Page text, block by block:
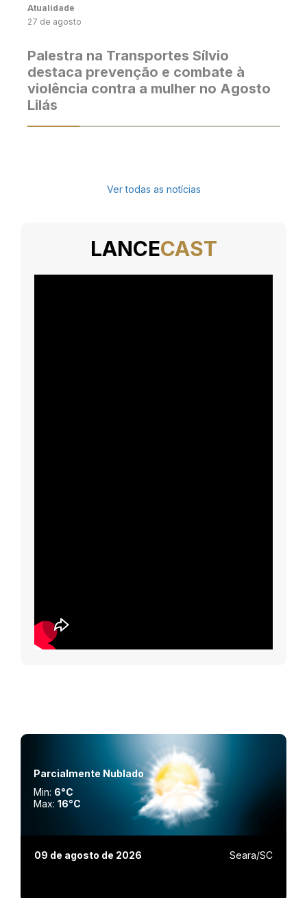
Atualidade
27 de agosto
Palestra na Transportes Sílvio
destaca prevenção e combate à
violência contra a mulher no Agosto
Lilás
Ver todas as notícias
LANCECAST
Parcialmente Nublado
Min: 6°C
Max:16°C
09 de agosto de 2026 Seara/SC